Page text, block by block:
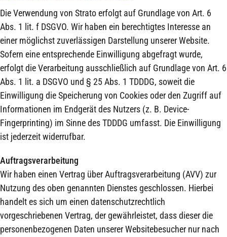
Die Verwendung von Strato erfolgt auf Grundlage von Art. 6
Abs. 1 lit. f DSGVO. Wir haben ein berechtigtes Interesse an
einer möglichst zuverlässigen Darstellung unserer Website.
Sofern eine entsprechende Einwilligung abgefragt wurde,
erfolgt die Verarbeitung ausschließlich auf Grundlage von Art. 6
Abs. 1 lit. a DSGVO und § 25 Abs. 1 TDDDG, soweit die
Einwilligung die Speicherung von Cookies oder den Zugriff auf
Informationen im Endgerät des Nutzers (z. B. Device-
Fingerprinting) im Sinne des TDDDG umfasst. Die Einwilligung
ist jederzeit widerrufbar.
Auftragsverarbeitung
Wir haben einen Vertrag über Auftragsverarbeitung (AVV) zur
Nutzung des oben genannten Dienstes geschlossen. Hierbei
handelt es sich um einen datenschutzrechtlich
vorgeschriebenen Vertrag, der gewährleistet, dass dieser die
personenbezogenen Daten unserer Websitebesucher nur nach